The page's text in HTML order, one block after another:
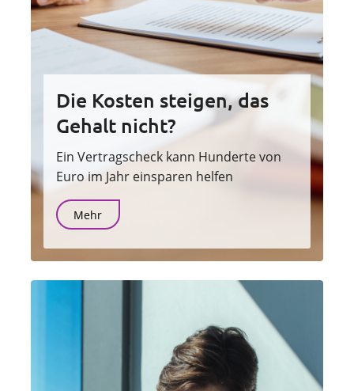
Die Kosten steigen, das
Gehalt nicht?
Ein Vertragscheck kann Hunderte von
Euro im Jahr einsparen helfen
Mehr